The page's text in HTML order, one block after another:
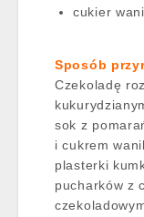
cukier
Sposób
Czekoladę
sok z
i cukrem
plasterki
pucharków z